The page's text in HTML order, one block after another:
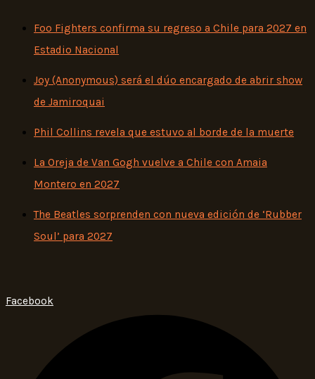
Foo Fighters confirma su regreso a Chile para 2027 en
Estadio Nacional
Joy (Anonymous) será el dúo encargado de abrir show
de Jamiroquai
Phil Collins revela que estuvo al borde de la muerte
La Oreja de Van Gogh vuelve a Chile con Amaia
Montero en 2027
The Beatles sorprenden con nueva edición de ‘Rubber
Soul’ para 2027
Facebook